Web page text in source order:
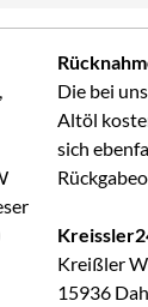
Die bei
Altöl
sich
Kreißler
15936